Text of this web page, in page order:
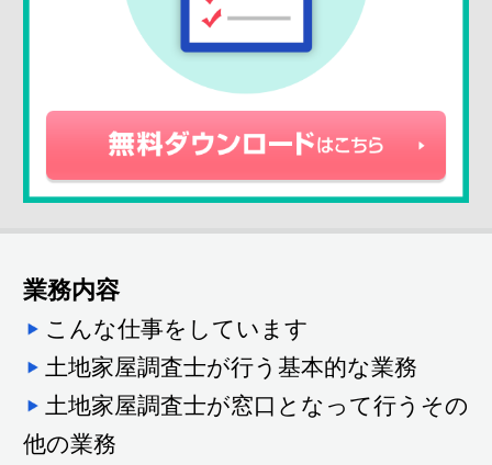
業務内容
こんな仕事をしています
土地家屋調査士が行う基本的な業務
土地家屋調査士が窓口となって行うその
他の業務